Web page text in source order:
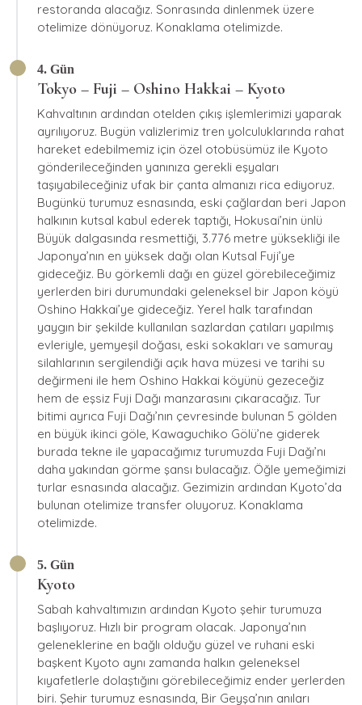
restoranda alacağız. Sonrasında dinlenmek üzere
otelimize dönüyoruz. Konaklama otelimizde.
4. Gün
Tokyo – Fuji – Oshino Hakkai – Kyoto
Kahvaltının ardından otelden çıkış işlemlerimizi yaparak
ayrılıyoruz. Bugün valizlerimiz tren yolculuklarında rahat
hareket edebilmemiz için özel otobüsümüz ile Kyoto
gönderileceğinden yanınıza gerekli eşyaları
taşıyabileceğiniz ufak bir çanta almanızı rica ediyoruz.
Bugünkü turumuz esnasında, eski çağlardan beri Japon
halkının kutsal kabul ederek taptığı, Hokusai’nin ünlü
Büyük dalgasında resmettiği, 3.776 metre yüksekliği ile
Japonya’nın en yüksek dağı olan Kutsal Fuji’ye
gideceğiz. Bu görkemli dağı en güzel görebileceğimiz
yerlerden biri durumundaki geleneksel bir Japon köyü
Oshino Hakkai’ye gideceğiz. Yerel halk tarafından
yaygın bir şekilde kullanılan sazlardan çatıları yapılmış
evleriyle, yemyeşil doğası, eski sokakları ve samuray
silahlarının sergilendiği açık hava müzesi ve tarihi su
değirmeni ile hem Oshino Hakkai köyünü gezeceğiz
hem de eşsiz Fuji Dağı manzarasını çıkaracağız. Tur
bitimi ayrıca Fuji Dağı’nın çevresinde bulunan 5 gölden
en büyük ikinci göle, Kawaguchiko Gölü’ne giderek
burada tekne ile yapacağımız turumuzda Fuji Dağı’nı
daha yakından görme şansı bulacağız. Öğle yemeğimizi
turlar esnasında alacağız. Gezimizin ardından Kyoto’da
bulunan otelimize transfer oluyoruz. Konaklama
otelimizde.
5. Gün
Kyoto
Sabah kahvaltımızın ardından Kyoto şehir turumuza
başlıyoruz. Hızlı bir program olacak. Japonya’nın
geleneklerine en bağlı olduğu güzel ve ruhani eski
başkent Kyoto aynı zamanda halkın geleneksel
kıyafetlerle dolaştığını görebileceğimiz ender yerlerden
biri. Şehir turumuz esnasında, Bir Geyşa’nın anıları